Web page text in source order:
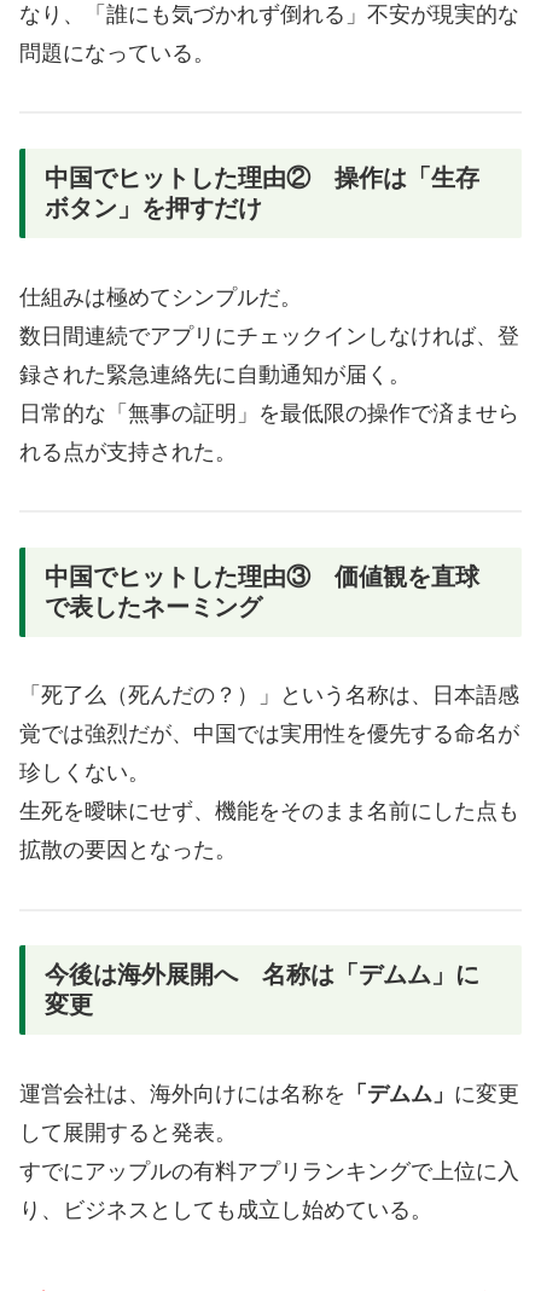
なり、「誰にも気づかれず倒れる」不安が現実的な
問題になっている。
中国でヒットした理由② 操作は「生存
ボタン」を押すだけ
仕組みは極めてシンプルだ。
数日間連続でアプリにチェックインしなければ、登
録された緊急連絡先に自動通知が届く。
日常的な「無事の証明」を最低限の操作で済ませら
れる点が支持された。
中国でヒットした理由③ 価値観を直球
で表したネーミング
「死了么（死んだの？）」という名称は、日本語感
覚では強烈だが、中国では実用性を優先する命名が
珍しくない。
生死を曖昧にせず、機能をそのまま名前にした点も
拡散の要因となった。
今後は海外展開へ 名称は「デムム」に
変更
運営会社は、海外向けには名称を 「デムム」 に変更
して展開すると発表。
すでにアップルの有料アプリランキングで上位に入
り、ビジネスとしても成立し始めている。